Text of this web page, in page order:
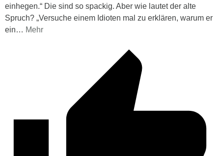
einhegen.“ Die sind so spackig. Aber wie lautet der alte
Spruch? „Versuche einem Idioten mal zu erklären, warum er
ein… Mehr